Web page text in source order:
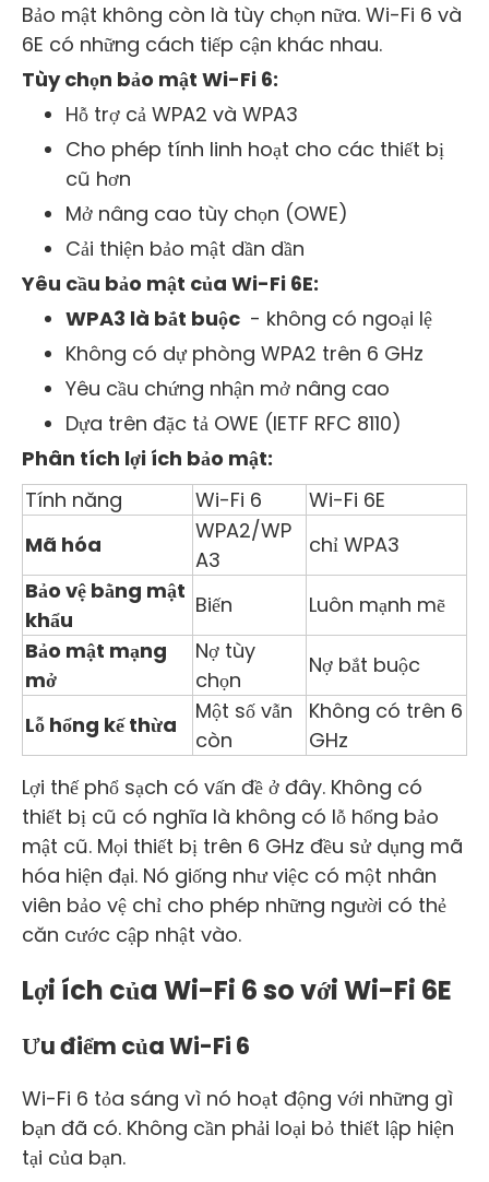
Bảo mật không còn là tùy chọn nữa. Wi-Fi 6 và
6E có những cách tiếp cận khác nhau.
Tùy chọn bảo mật Wi-Fi 6:
Hỗ trợ cả WPA2 và WPA3
Cho phép tính linh hoạt cho các thiết bị
cũ hơn
Mở nâng cao tùy chọn (OWE)
Cải thiện bảo mật dần dần
Yêu cầu bảo mật của Wi-Fi 6E:
WPA3 là bắt buộc - không có ngoại lệ
Không có dự phòng WPA2 trên 6 GHz
Yêu cầu chứng nhận mở nâng cao
Dựa trên đặc tả OWE (IETF RFC 8110)
Phân tích lợi ích bảo mật:
Tính năng
Wi-Fi 6
Wi-Fi 6E
Mã hóa
WPA2/WP
A3
chỉ WPA3
Bảo vệ bằng mật
khẩu
Biến
Luôn mạnh mẽ
Bảo mật mạng
mở
Nợ tùy
chọn
Nợ bắt buộc
Lỗ hổng kế thừa
Một số vẫn
còn
Không có trên 6
GHz
Lợi thế phổ sạch có vấn đề ở đây. Không có
thiết bị cũ có nghĩa là không có lỗ hổng bảo
mật cũ. Mọi thiết bị trên 6 GHz đều sử dụng mã
hóa hiện đại. Nó giống như việc có một nhân
viên bảo vệ chỉ cho phép những người có thẻ
căn cước cập nhật vào.
Lợi ích của Wi-Fi 6 so với Wi-Fi 6E
Ưu điểm của Wi-Fi 6
Wi-Fi 6 tỏa sáng vì nó hoạt động với những gì
bạn đã có. Không cần phải loại bỏ thiết lập hiện
tại của bạn.